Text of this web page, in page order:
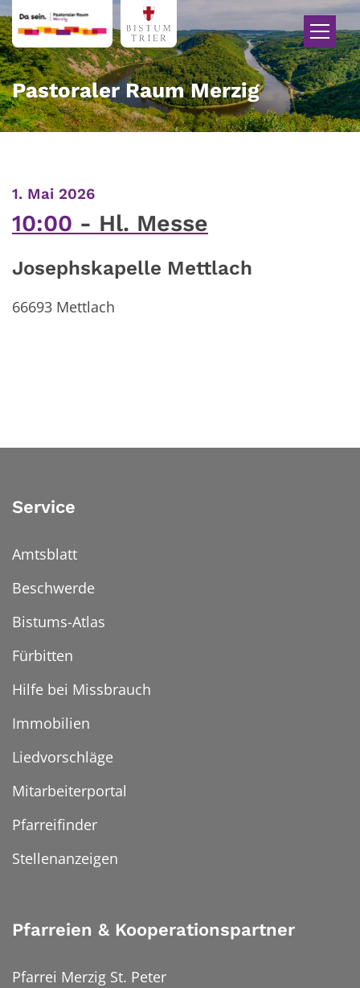
Zum Inhalt springen
Pastoraler Raum Merzig
1. Mai 2026:
10:00 Hl. Messe
Josephskapelle Mettlach
66693 Mettlach
Service
Amtsblatt
Beschwerde
Bistums-Atlas
Fürbitten
Hilfe bei Missbrauch
Immobilien
Liedvorschläge
Mitarbeiterportal
Pfarreifinder
Stellenanzeigen
Pfarreien & Kooperationspartner
Pfarrei Merzig St. Peter